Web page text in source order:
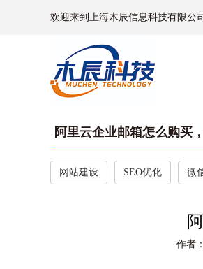
欢迎来到上海木辰信息科技有限公
阿里云企业邮箱怎么购买
网站建设 SEO优化 微
作者